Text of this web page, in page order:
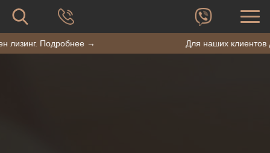
Поиск
по
сайту
поискасайту
лизинг. Подробнее → Для наших